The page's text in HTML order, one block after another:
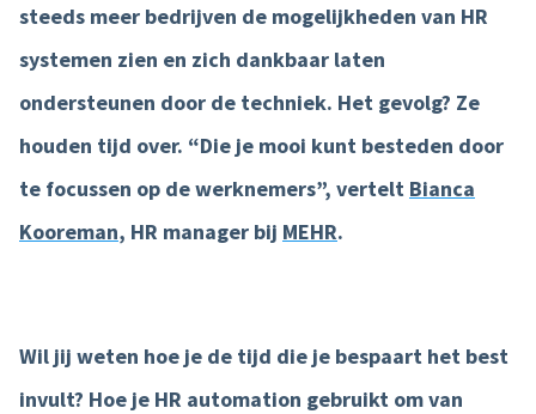
Meer salaris features »
Product
Product tour
steeds meer bedrijven de mogelijkheden van HR
systemen zien en zich dankbaar laten
ondersteunen door de techniek. Het gevolg? Ze
houden tijd over. “Die je mooi kunt besteden door
te focussen op de werknemers”, vertelt Bianca
Kooreman, HR manager bij MEHR.
Wil jij weten hoe je de tijd die je bespaart het best
invult? Hoe je HR automation gebruikt om van